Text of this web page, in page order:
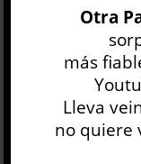
grito.
La piel de
LEER MÁS
Otra
más
Lleva
no quiere